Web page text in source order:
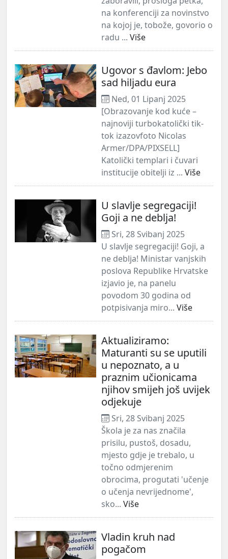
na konferenciji za novinstvo
na kojoj je, tobože, govorio o
radu ... Više
Ugovor s đavlom: Jebo
sad hiljadu eura
Ned, 01 Lipanj 2025
[Obrazovanje kod kuće –
najnoviji turbokatolički tik-
tok izazovfoto Nicolas
Armer/DPA/PIXSELL]
Katolički templari i čuvari
institucije obitelji iz ... Više
U slavlje segregaciji!
Goji a ne deblja!
Sri, 28 Svibanj 2025
U slavlje segregaciji! Goji, a
ne deblja! Ministar vanjskih
poslova Republike Hrvatske
izjavio je, na panelu
povodom 30 godina od
potpisivanja miro... Više
Aktualiziramo:
Maturanti su se uputili
u nepoznato, a u
praznim učionicama
njihov smijeh još uvijek
odjekuje
Sri, 28 Svibanj 2025
Škola je za nas značila
prisilu, pustoš, dosadu,
mjesto gdje je trebalo, u
točno odmjerenim
obrocima, progutati 'učenje
o učenja nevrijednome',
sko... Više
Vladin kruh nad
pogačom